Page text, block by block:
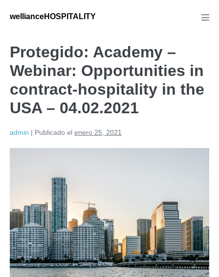
wellianceHOSPITALITY
Protegido: Academy –
Webinar: Opportunities in
contract-hospitality in the
USA – 04.02.2021
admin | Publicado el enero 25, 2021